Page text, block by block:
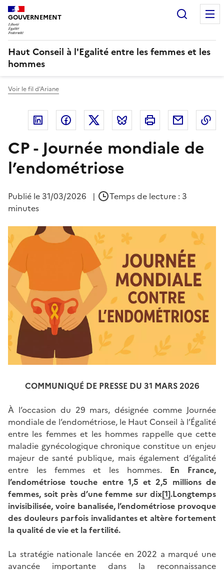
Panneau de gestion des cookies
GOUVERNEMENT
Haut Conseil à l'Egalité entre les femmes et les
hommes
Voir le fil d'Ariane
Linkedin FacebookTwitter Bluesky Imprimer Courriel
CP - Journée mondiale de
l’endométriose
Publié le 31/03/2026 |
Temps de lecture : 3
minutes
COMMUNIQUÉ DE PRESSE DU 31 MARS 2026
À l’occasion du 29 mars, désignée comme Journée
mondiale de l’endométriose, le Haut Conseil à l’Égalité
entre les femmes et les hommes rappelle que cette
maladie gynécologique chronique constitue un enjeu
majeur de santé publique, mais également d’égalité
entre les femmes et les hommes. En France,
l’endométriose touche entre 1,5 et 2,5 millions de
femmes, soit près d’une femme sur dix[1].Longtemps
invisibilisée, voire banalisée, l’endométriose provoque
des douleurs parfois invalidantes et altère fortement
la qualité de vie et la fertilité.
La stratégie nationale lancée en 2022 a marqué une
avancée importante dans la reconnaissance